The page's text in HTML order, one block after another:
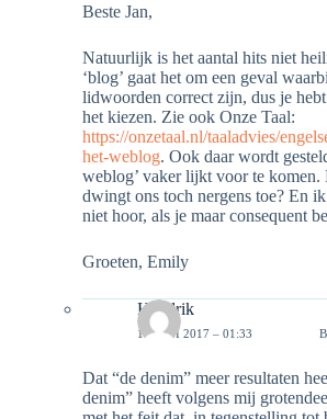
Beste Jan,
Natuurlijk is het aantal hits niet
‘blog’ gaat het om een geval
lidwoorden correct zijn, dus je
het kiezen. Zie ook Onze Taal:
https://onzetaal.nl/taaladvies/
het-weblog. Ook daar wordt
weblog’ vaker lijkt voor te komen.
dwingt ons toch nergens toe? En
niet hoor, als je maar consequent
Groeten, Emily
Hendrik
19 JUNI 2017 – 01:33
Dat “de denim” meer resultaten
denim” heeft volgens mij